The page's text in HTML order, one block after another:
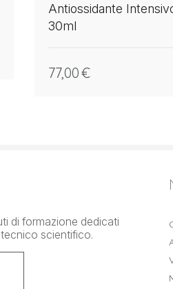
Antiossidante
30ml
77,00€
di formazione dedicati
scientifico.